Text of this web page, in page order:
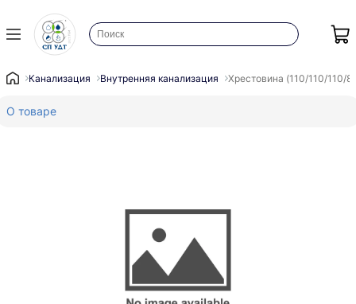
Канализация Внутренняя канализация Хрестовина (110/110/110/
О товаре